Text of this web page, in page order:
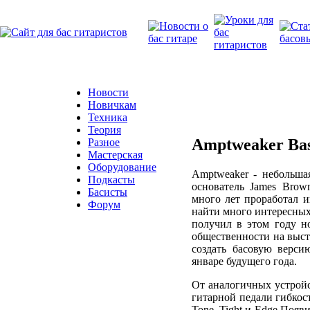
Новости
Новичкам
Техника
Теория
Разное
Мастерская
Оборудование
Подкасты
Басисты
Форум
Amptweaker
Amptweaker -
основатель James
много лет проработал
найти много
получил в этом году
общественности на
создать басовую
январе будущего года.
От аналогичных
гитарной педали